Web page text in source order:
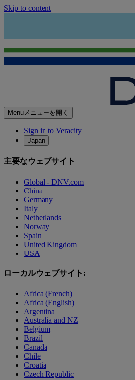
Skip to content
Menuメニューを開く
Sign in to Veracity
Japan
主要なウェブサイト
Global - DNV.com
China
Germany
Italy
Netherlands
Norway
Spain
United Kingdom
USA
ローカルウェブサイト:
Africa (French)
Africa (English)
Argentina
Australia and NZ
Belgium
Brazil
Canada
Chile
Croatia
Czech Republic